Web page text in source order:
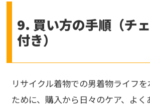
9. 買い方の手順（チ
付き）
リサイクル着物での男着物ライフ
ために、購入から日々のケア、よ